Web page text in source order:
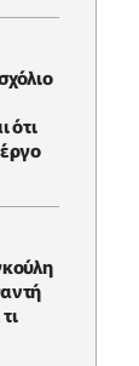
ότι